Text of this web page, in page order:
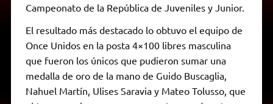
Campeonato de la República de Juveniles y Junior.
El resultado más destacado lo obtuvo el equipo de
Once Unidos en la posta 4×100 libres masculina
que fueron los únicos que pudieron sumar una
medalla de oro de la mano de Guido Buscaglia,
Nahuel Martín, Ulises Saravia y Mateo Tolusso, que